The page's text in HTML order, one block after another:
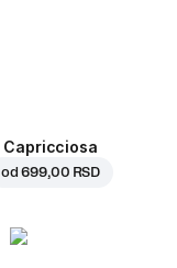
Capricciosa
od699,00 RSD